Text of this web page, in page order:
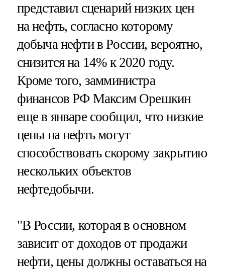
представил сценарий низких цен
на нефть, согласно которому
добыча нефти в России, вероятно,
снизится на 14% к 2020 году.
Кроме того, замминистра
финансов РФ Максим Орешкин
еще в январе сообщил, что низкие
цены на нефть могут
способствовать скорому закрытию
нескольких объектов
нефтедобычи.
"В России, которая в основном
зависит от доходов от продажи
нефти, цены должны оставаться на